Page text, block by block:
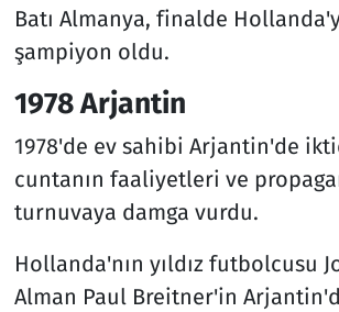
Batı Almanya, finalde
şampiyon oldu.
1978 Arjantin
1978'de ev sahibi Arjantin'de
cuntanın faaliyetleri ve
turnuvaya damga vurdu.
Hollanda'nın yıldız futbolcusu
Alman Paul Breitner'in